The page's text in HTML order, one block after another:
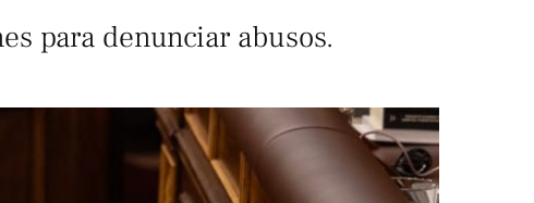
para denunciar abusos.